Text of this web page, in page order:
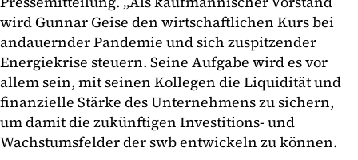
wird Gunnar Geise den wirtschaftlichen Kurs bei
andauernder Pandemie und sich zuspitzender
Energiekrise steuern. Seine Aufgabe wird es vor
allem sein, mit seinen Kollegen die Liquidität und
finanzielle Stärke des Unternehmens zu sichern,
um damit die zukünftigen Investitions- und
Wachstumsfelder der swb entwickeln zu können.